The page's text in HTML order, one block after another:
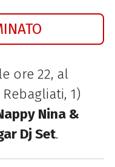
ore 22, al
1)
Nina &
Dj Set.